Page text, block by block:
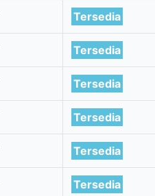
Tersedia
Tersedia
Tersedia
Tersedia
Tersedia
Tersedia